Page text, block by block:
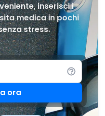
inserisci i
medica in pochi
stress.
ora